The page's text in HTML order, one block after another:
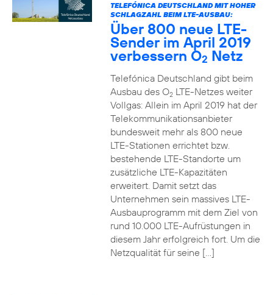
TELEFÓNICA DEUTSCHLAND MIT HOHER
SCHLAGZAHL BEIM LTE-AUSBAU:
Über 800 neue LTE-
Sender im April 2019
verbessern O2 Netz
Telefónica Deutschland gibt beim
Ausbau des O2LTE-Netzes weiter
Vollgas: Allein im April 2019 hat der
Telekommunikationsanbieter
bundesweit mehr als 800 neue
LTE-Stationen errichtet bzw.
bestehende LTE-Standorte um
zusätzliche LTE-Kapazitäten
erweitert. Damit setzt das
Unternehmen sein massives LTE-
Ausbauprogramm mit dem Ziel von
rund 10.000 LTE-Aufrüstungen in
diesem Jahr erfolgreich fort. Um die
Netzqualität für seine […]